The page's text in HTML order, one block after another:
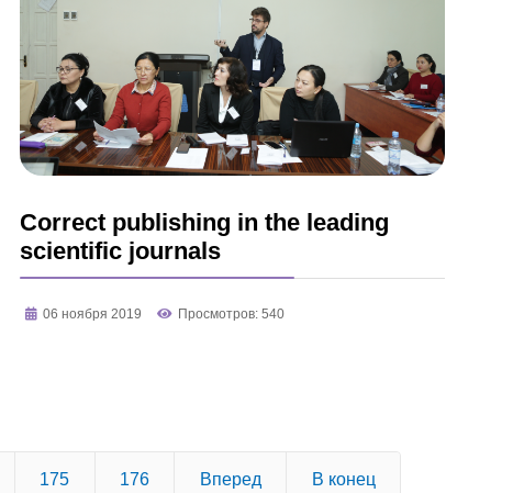
Correct publishing in the leading
scientific journals
06 ноября 2019 Просмотров: 540
175 176 Вперед В конец